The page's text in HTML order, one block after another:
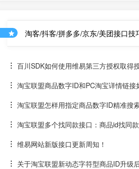
淘客/抖客/拼多多/京东/美团接口技
百川SDK如何使用维易第三方授权取得
iapp）
淘宝联盟商品数字ID和PC淘宝详情链接
淘宝联盟怎样用指定商品数字ID精准搜
字ID和场景ID2转链？
淘宝联盟多个找同款接口：商品id找同
款，SKU找同款
维易网站新版接口更新周知！
关于淘宝联盟新动态字符型商品ID升级